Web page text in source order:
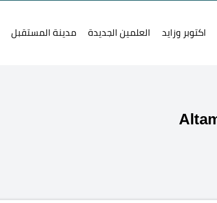
اكتوبر وزايد العلمين الجديدة مدينة المستقبل